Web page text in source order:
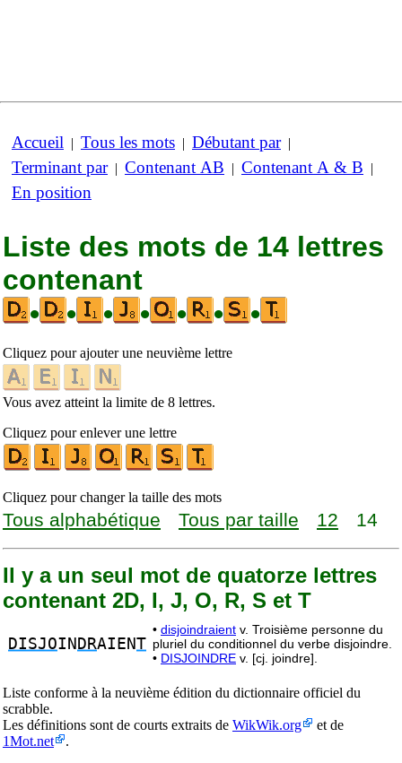
Accueil | Tous les mots | Débutant par|
Terminant par| Contenant AB | Contenant A & B |
En position
Liste des mots de 14 lettres
contenant
•
• • • • • •
Cliquez pour ajouter une neuvième lettre
Vous avez atteint la limite de 8 lettres.
Cliquez pour enlever une lettre
Cliquez pour changer la taille des mots
Tous alphabétique Tous par taille 12 14
Il y a un seul mot de quatorze lettres
contenant 2D, I, J, O, R, S et T
DISJOIN DRAIENT
• disjoindraient v. Troisième personne du
pluriel du conditionnel du verbe disjoindre.
• DISJOINDRE v. [cj. joindre].
Liste conforme à la neuvième édition du dictionnaire officiel du
scrabble.
Les définitions sont de courts extraits de WikWik.org
et de
1Mot.net
.